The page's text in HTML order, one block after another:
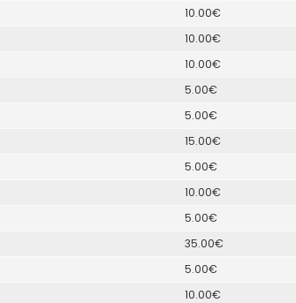
10.00€
10.00€
10.00€
5.00€
5.00€
15.00€
5.00€
10.00€
5.00€
35.00€
5.00€
10.00€